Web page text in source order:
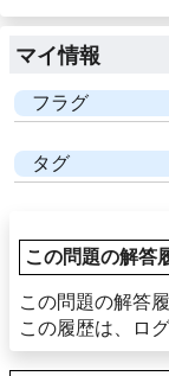
マイ情報
フラグ
タグ
この問題の解答
この問題の解答
この履歴は、ロ